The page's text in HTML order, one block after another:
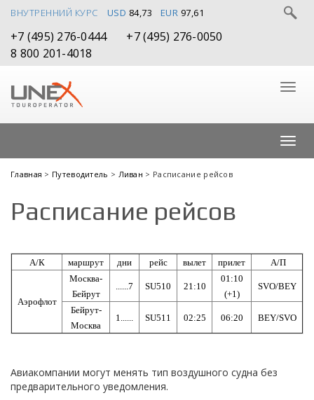
ВНУТРЕННИЙ КУРС USD 84,73 EUR 97,61
+7 (495) 276-0444
+7 (495) 276-0050
8 800 201-4018
Главная > Путеводитель > Ливан > Расписание рейсов
Расписание рейсов
А/К маршрут дни рейс вылет прилет А/П
Аэрофлот
Москва-
Бейрут
......7 SU510 21:10
01:10
(+1)
SVO/BEY
Бейрут-
Москва
1...... SU511 02:25 06:20 BEY/SVO
Авиакомпании могут менять тип воздушного судна без
предварительного уведомления.